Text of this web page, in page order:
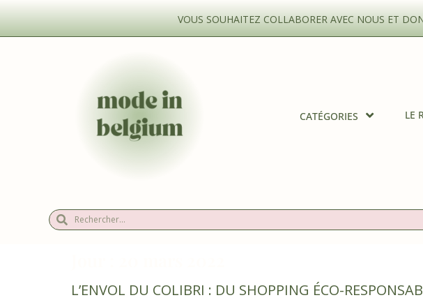
VOUS SOUHAITEZ COLLABORER AVEC NOUS ET
CATÉGORIES LE
L’ENVOL DU COLIBRI : DU SHOPPING ÉCO-